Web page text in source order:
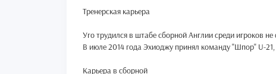
Тренерская карьера
Уго трудился в штабе сборной Англии среди игроков
В июле 2014 года Эхиоджу принял команду "Шпор" U-
Карьера в сборной